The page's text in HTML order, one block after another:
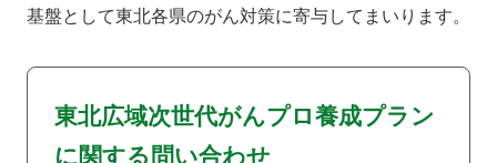
基盤として東北各県のがん対策に寄与してまいります。
東北広域次世代がんプロ養成プラン
に関する問い合わせ